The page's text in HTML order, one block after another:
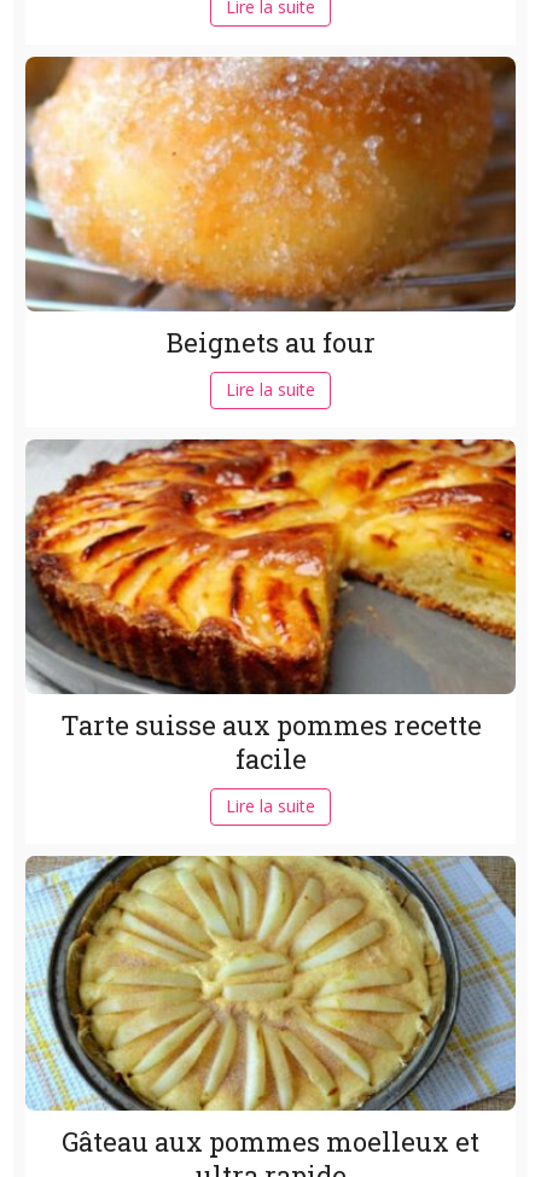
Lire la suite
Beignets au four
Lire la suite
Tarte suisse aux pommes recette
facile
Lire la suite
Gâteau aux pommes moelleux et